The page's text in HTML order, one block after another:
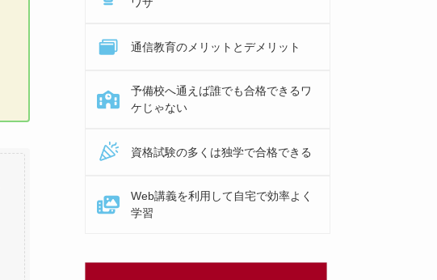
通信教育のメリットとデメリット
予備校へ通えば誰でも合格できるワ
ケじゃない
資格試験の多くは独学で合格できる
Web講義を利用して自宅で効率よく
学習